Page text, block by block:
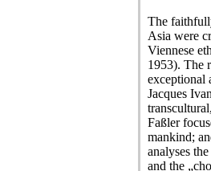
The
Asia were
Viennese
1953). The
exceptional
Jacques
Faßler
mankind;
analyses
and the